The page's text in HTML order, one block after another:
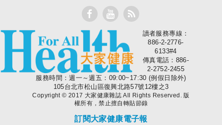
大家健康
讀者服務專線：
886-2-2776-
6133#4
傳真電話：886-
2-2752-2455
服務時間：週一～週五：09:00~17:30 (例假日除外)
105台北市松山區復興北路57號12樓之3
Copyright © 2017 大家健康雜誌 All Rights Reserved. 版
權所有，禁止擅自轉貼節錄
訂閱大家健康電子報